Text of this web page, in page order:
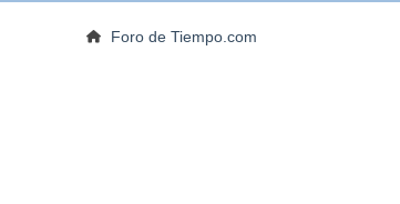
Foro de Tiempo.com